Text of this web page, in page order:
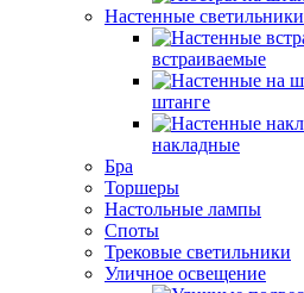
Настенные светильники
встраиваемые
штанге
накладные
Бра
Торшеры
Настольные лампы
Споты
Трековые светильники
Уличное освещение